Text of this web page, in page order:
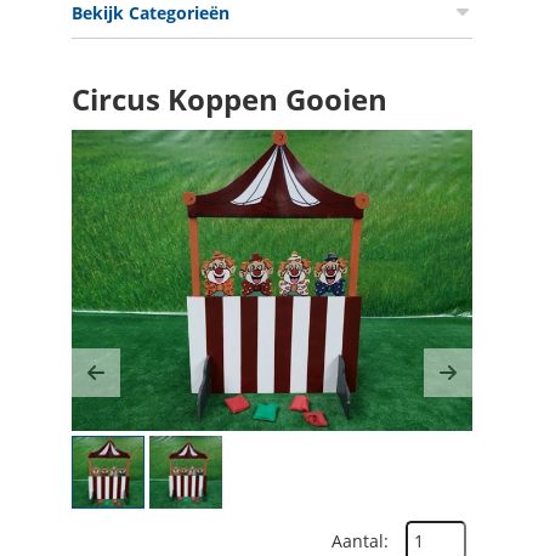
Bekijk Categorieën
Circus Koppen Gooien
Previous Next
Aantal: